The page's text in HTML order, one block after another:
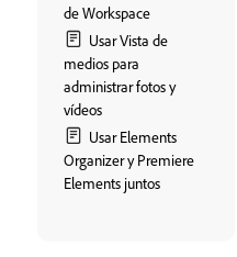
de Workspace
Usar Vista de
medios para
administrar fotos y
vídeos
Usar Elements
Organizer y Premiere
Elements juntos